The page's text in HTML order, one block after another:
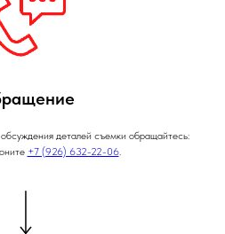
деталей съемки обращайтесь:
+7 (926) 632-22-06.